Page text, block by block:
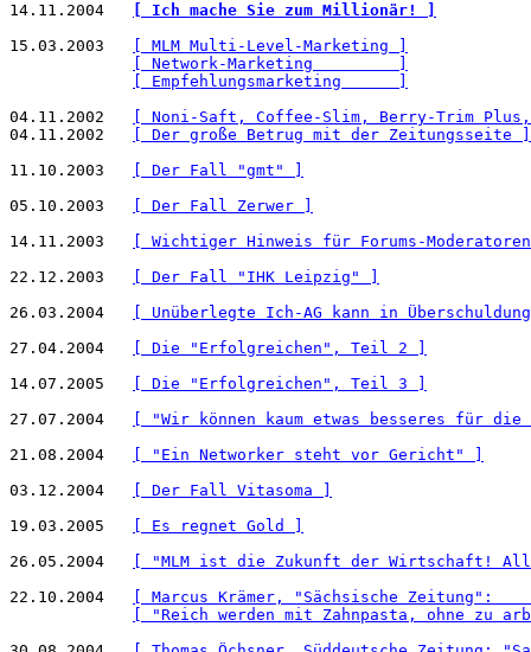
14.11.2004
[ Ich mache Sie zum Millionär! ]
15.03.2003
[ MLM Multi-Level-Marketing ]
[ Network-Marketing         ]
[ Empfehlungsmarketing      ]
04.11.2002
[ Noni-Saft, Coffee-Slim, Berry-Trim
04.11.2002
[ Der große Betrug mit der Zeitungsseite ]
11.10.2003
[ Der Fall "gmt" ]
05.10.2003
[ Der Fall Zerwer ]
14.11.2003
[ Wichtiger Hinweis für Forums-
22.12.2003
[ Der Fall "IHK Leipzig" ]
26.03.2004
[ Unüberlegte Ich-AG kann in
27.04.2004
[ Die "Erfolgreichen", Teil 2 ]
14.07.2005
[ Die "Erfolgreichen", Teil 3 ]
27.07.2004
[ "Wir können kaum etwas besseres für
21.08.2004
[ "Ein Networker steht vor Gericht" ]
03.12.2004
[ Der Fall Vitasoma ]
19.03.2005
[ Es regnet Gold ]
26.05.2004
[ "MLM ist die Zukunft der Wirtschaft!
22.10.2004
[ Marcus Krämer, "Sächsische
[ "Reich werden mit Zahnpasta, ohne zu